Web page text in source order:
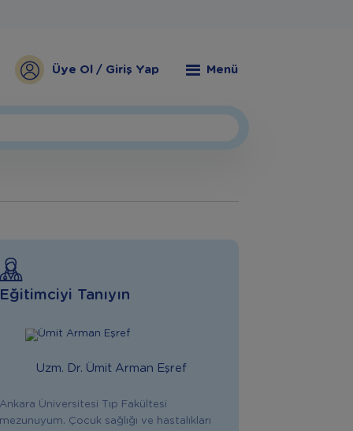
Üye Ol / Giriş Yap Menü
Eğitimciyi Tanıyın
Uzm. Dr. Ümit Arman Eşref
Ankara Üniversitesi Tıp Fakültesi
mezunuyum. Çocuk sağlığı ve hastalıkları